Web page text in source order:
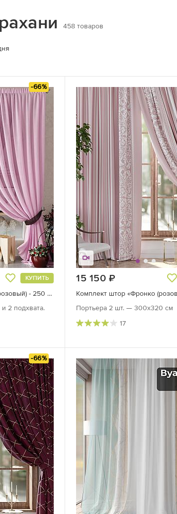
458 товаров
-66%
КУПИТЬ
Тюль «Нариа (коричнево-розовый) - 250 см»
2 подхвата.
15 150
Комплект штор «Фронко
Портьера 2 шт. — 300х320 см
17
-66%